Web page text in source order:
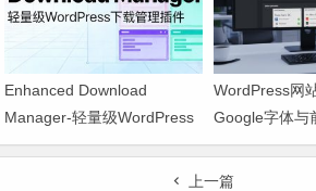
Enhanced Download
Manager-轻量级WordPress
下载管理插件
WordPress网
Google字体与
CDN镜像
上一篇